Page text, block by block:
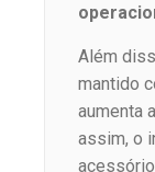
Além
mantido
aumenta
assim, o